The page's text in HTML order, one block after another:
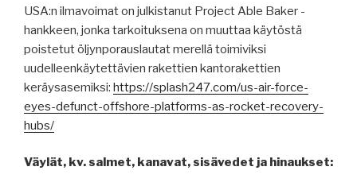
USA:n ilmavoimat on julkistanut Project Able Baker -
hankkeen, jonka tarkoituksena on muuttaa käytöstä
poistetut öljynporauslautat merellä toimiviksi
uudelleenkäytettävien rakettien kantorakettien
keräysasemiksi: https://splash247.com/us-air-force-
eyes-defunct-offshore-platforms-as-rocket-recovery-
hubs/
Väylät, kv. salmet, kanavat, sisävedet ja hinaukset: